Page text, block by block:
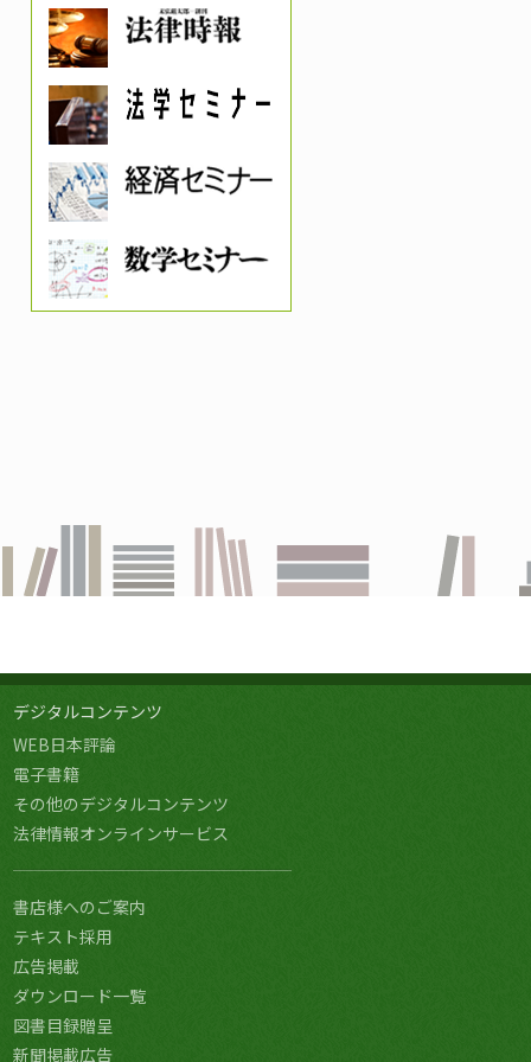
デジタルコンテンツ
WEB日本評論
電子書籍
その他のデジタルコンテンツ
法律情報オンラインサービス
書店様へのご案内
テキスト採用
広告掲載
ダウンロード一覧
図書目録贈呈
新聞掲載広告